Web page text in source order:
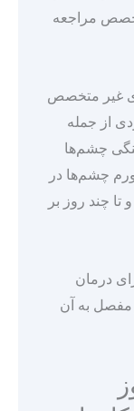
مراجعه
غیر متخصص
از جمله
چشم‌ها
چشم‌ها در
چند روز بر
درمان
مفصل به آن